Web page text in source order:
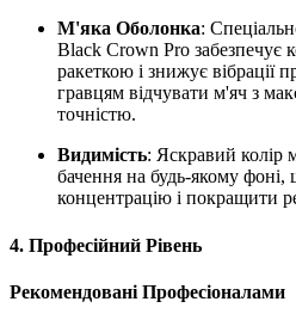
М'яка Оболонка:
Black Crown Pro забезпечує
ракеткою і знижує вібрації
гравцям відчувати м'яч з
точністю.
Видимість: Яскравий колір
бачення на будь-якому фоні,
концентрацію і покращити
4. Професійний Рівень
Рекомендовані Професіоналами